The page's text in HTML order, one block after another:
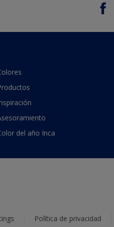
del año Inca
Política de privacidad